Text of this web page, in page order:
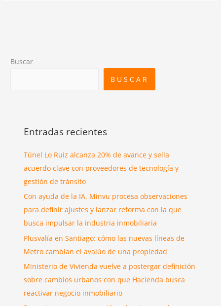
Buscar
BUSCAR
Entradas recientes
Túnel Lo Ruiz alcanza 20% de avance y sella
acuerdo clave con proveedores de tecnología y
gestión de tránsito
Con ayuda de la IA, Minvu procesa observaciones
para definir ajustes y lanzar reforma con la que
busca impulsar la industria inmobiliaria
Plusvalía en Santiago: cómo las nuevas líneas de
Metro cambian el avalúo de una propiedad
Ministerio de Vivienda vuelve a postergar definición
sobre cambios urbanos con que Hacienda busca
reactivar negocio inmobiliario